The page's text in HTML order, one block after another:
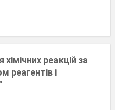
реакцій за
реагентів і